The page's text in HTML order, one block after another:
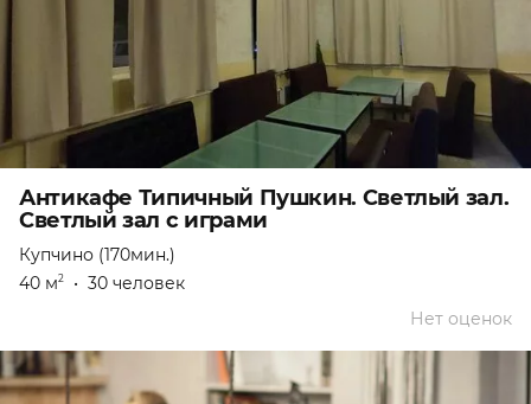
Антикафе Типичный Пушкин. Светлый зал.
Светлый зал с играми
Купчино (170мин.)
40 м2 • 30 человек
Нет оценок